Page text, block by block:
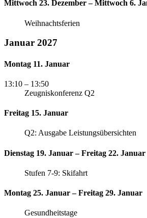
Mittwoch 23. Dezember – Mittwoch 6.
Weihnachtsferien
Januar 2027
Montag 11. Januar
13:10 – 13:50
Zeugniskonferenz Q2
Freitag 15. Januar
Q2: Ausgabe Leistungsübersichten
Dienstag 19. Januar – Freitag 22. Januar
Stufen 7-9: Skifahrt
Montag 25. Januar – Freitag 29. Januar
Gesundheitstage